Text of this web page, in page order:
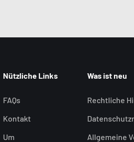
Nützliche Links
FAQs
Kontakt
Um
Was ist neu
Rechtliche
Allgemeine